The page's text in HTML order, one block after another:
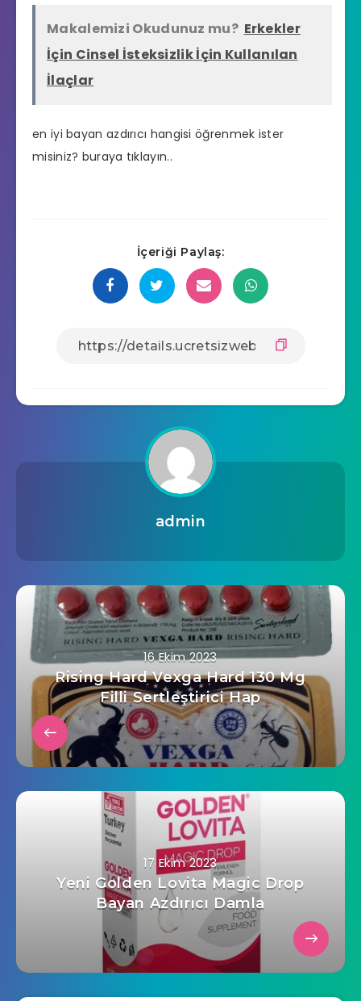
Makalemizi Okudunuz mu? Erkekler
İçin Cinsel İsteksizlik İçin Kullanılan
İlaçlar
en iyi bayan azdırıcı hangisi öğrenmek ister
misiniz? buraya tıklayın..
İçeriği Paylaş:
admin
16 Ekim 2023
Rising Hard Vexga Hard 130 Mg
Filli Sertleştirici Hap
17 Ekim 2023
Yeni Golden Lovita Magic Drop
Bayan Azdırıcı Damla